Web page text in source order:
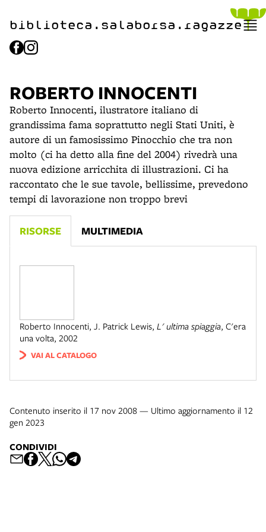
biblioteca.​salaborsa.ragazze
ROBERTO INNOCENTI
Roberto Innocenti, ilustratore italiano di
grandissima fama soprattutto negli Stati Uniti, è
autore di un famosissimo Pinocchio che tra non
molto (ci ha detto alla fine del 2004) rivedrà una
nuova edizione arricchita di illustrazioni. Ci ha
raccontato che le sue tavole, bellissime, prevedono
tempi di lavorazione non troppo brevi
RISORSE MULTIMEDIA
Roberto Innocenti, J. Patrick Lewis, L' ultima spiaggia, C'era
una volta, 2002
VAI AL CATALOGO
Contenuto inserito il 17 nov 2008 — Ultimo aggiornamento il 12
gen 2023
CONDIVIDI